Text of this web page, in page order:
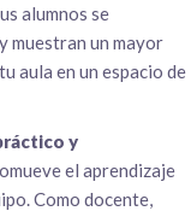
alumnos se
muestran un mayor
aula en un espacio de
y
el aprendizaje
Como docente,